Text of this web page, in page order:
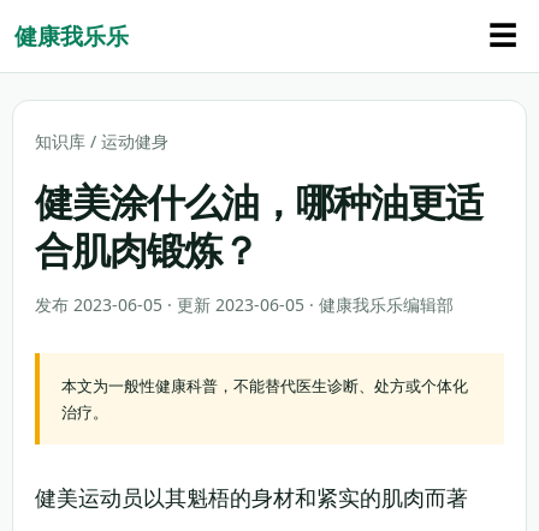
健康我乐乐 ☰
知识库 / 运动健身
健美涂什么油，哪种油更适
合肌肉锻炼？
发布 2023-06-05 · 更新 2023-06-05 · 健康我乐乐编辑部
本文为一般性健康科普，不能替代医生诊断、处方或个体化
治疗。
健美运动员以其魁梧的身材和紧实的肌肉而著